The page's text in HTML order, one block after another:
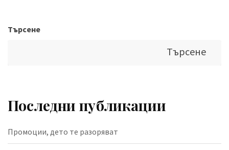
Търсене
Търсене
Последни публикации
Промоции, дето те разоряват